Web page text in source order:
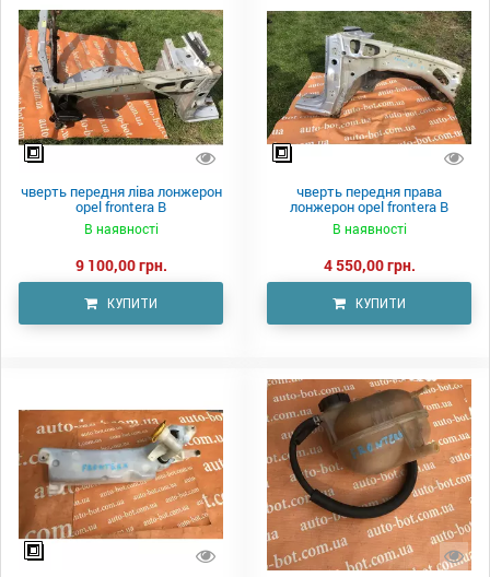
чверть передня ліва лонжерон
opel frontera B
В наявності
9 100,00 грн.
КУПИТИ
чверть передня права
лонжерон opel frontera B
В наявності
4 550,00 грн.
КУПИТИ